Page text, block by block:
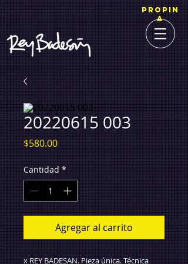
PROPIN
A
20220615 003
$580.00Precio
Cantidad *
Agregar al carrito
x REY BADESAN. Pieza única. Técnica